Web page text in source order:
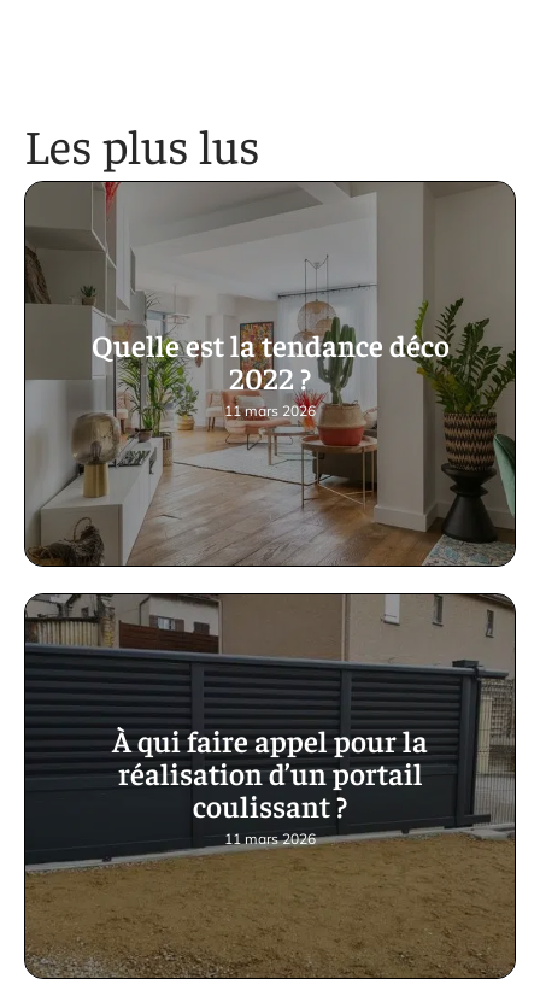
Les plus lus
Quelle est la tendance déco
2022 ?
11 mars 2026
À qui faire appel pour la
réalisation d’un portail
coulissant ?
11 mars 2026